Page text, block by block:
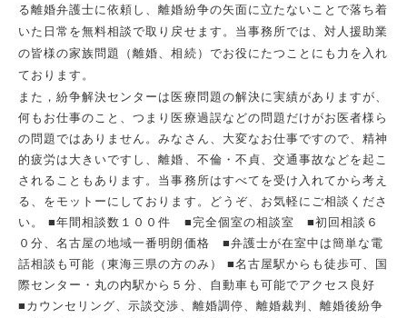
る離婚弁護士に依頼し、離婚紛争の矢面に立たないことで落ち着
いた日常を無料相談で取り戻せます。当事務所では、対人援助業
の皆様の家族問題（離婚、相続）でお役にたつことにも力を入れ
ております。
また，紛争解決センターは医療問題の解決に実績がありますが、
何もお仕事のこと、つまり医療過誤などの問題だけがお医者様ら
の問題ではありません。みなさん、大変なお仕事ですので、精神
的疲労は大きいですし、離婚、不倫・不貞、交通事故などを起こ
されることもあります。当事務所はすべてを受け入れてから考え
る、をモットーにしております。どうぞ、お気軽にご相談くださ
い。 ■年間相談数１００件 ■完全個室の相談室 ■初回相談６
０分、名古屋の地域一番明朗価格 ■弁護士が在室中は簡単な電
話相談も可能（東海三県の方のみ） ■名古屋駅からも徒歩可、国
際センター・丸の内駅から５分、自動車も可能でアクセス良好
■カウンセリング、示談交渉、離婚調停、離婚裁判、離婚後紛争